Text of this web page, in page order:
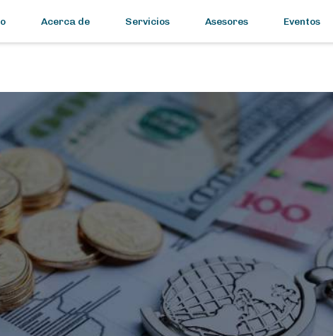
Acerca de Servicios Asesores Eventos